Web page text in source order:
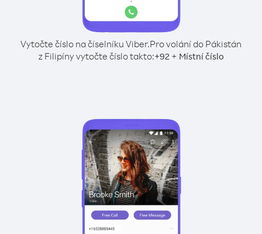
Vytočte číslo na číselníku Viber.Pro volání do Pákistán
z Filipíny vytočte číslo takto:+92+ Místní číslo